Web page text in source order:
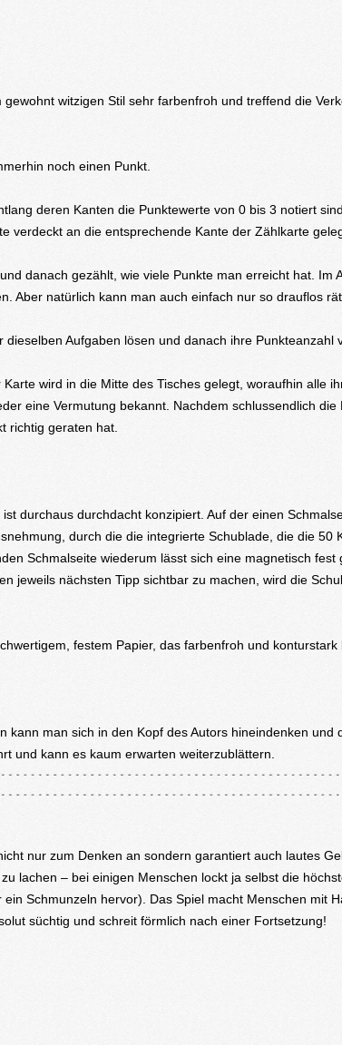
witzigen Stil sehr farbenfroh und treffend die
noch einen Punkt.
deren Kanten die Punktewerte von 0 bis 3 notiert
verdeckt an die entsprechende Kante der Zählkarte
danach gezählt, wie viele Punkte man erreicht hat. Im
Aber natürlich kann man auch einfach nur so drauflos
Aufgaben lösen und danach ihre Punkteanzahl
wird in die Mitte des Tisches gelegt, woraufhin alle
eine Vermutung bekannt. Nachdem schlussendlich die
richtig geraten hat.
durchaus durchdacht konzipiert. Auf der einen
durch die die integrierte Schublade, die die 50
Schmalseite wiederum lässt sich eine magnetisch fest
jeweils nächsten Tipp sichtbar zu machen, wird die
festem Papier, das farbenfroh und konturstark
kann man sich in den Kopf des Autors hineindenken und
und kann es kaum erwarten weiterzublättern.
nur zum Denken an sondern garantiert auch lautes
lachen – bei einigen Menschen lockt ja selbst die
ein Schmunzeln hervor). Das Spiel macht Menschen mit
süchtig und schreit förmlich nach einer Fortsetzung!